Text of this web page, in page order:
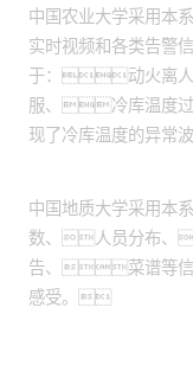
中国农业大学采用本
实时视频和各类告
于：动火离
服、冷库温度
现了冷库温度的异常
中国地质大学采用本
数、人员分布
告、菜谱等信
感受。